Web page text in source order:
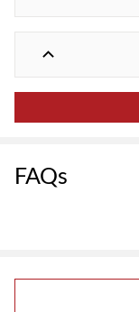
FAQs